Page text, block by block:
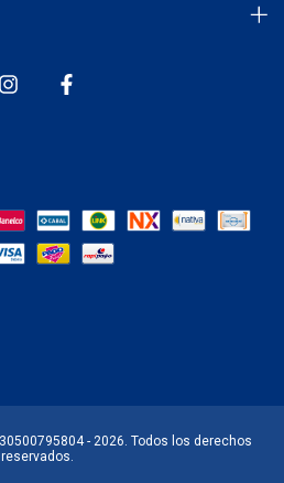
30500795804 - 2026. Todos los derechos
reservados.